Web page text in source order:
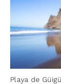
Playa de